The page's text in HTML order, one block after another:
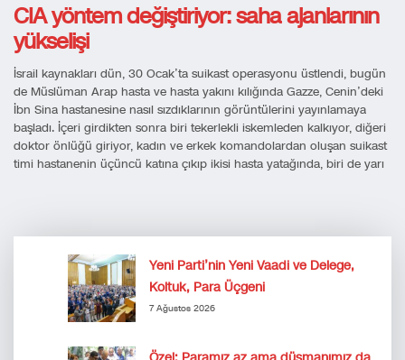
CIA yöntem değiştiriyor: saha ajanlarının
yükselişi
İsrail kaynakları dün, 30 Ocak’ta suikast operasyonu üstlendi, bugün
de Müslüman Arap hasta ve hasta yakını kılığında Gazze, Cenin’deki
İbn Sina hastanesine nasıl sızdıklarının görüntülerini yayınlamaya
başladı. İçeri girdikten sonra biri tekerlekli iskemleden kalkıyor, diğeri
doktor önlüğü giriyor, kadın ve erkek komandolardan oluşan suikast
timi hastanenin üçüncü katına çıkıp ikisi hasta yatağında, biri de yarı
Yeni Parti’nin Yeni Vaadi ve Delege,
Koltuk, Para Üçgeni
7 Ağustos 2026